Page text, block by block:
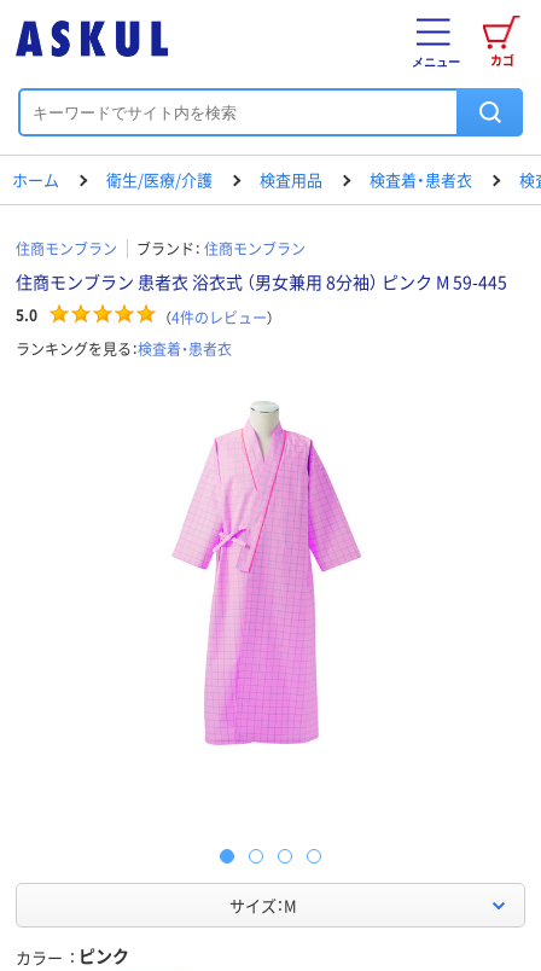
カゴ
メニュー
ホーム 衛生/医療/介護 検査用品 検査着・患者衣 検
住商モンブラン ブランド： 住商モンブラン
住商モンブラン 患者衣 浴衣式 （男女兼用 8分袖） ピンク M 59-445
5.0 （4件のレビュー）
ランキングを見る：検査着・患者衣
サイズ：M
カラー ピンク